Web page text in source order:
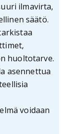
ilmavirta,
säätö.
huoltotarve.
asennettua
voidaan